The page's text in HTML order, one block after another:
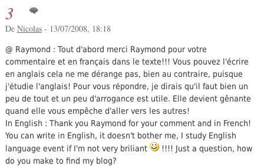
3
De Nicolas- 13/07/2008, 18:18
@ Raymond : Tout d'abord merci Raymond pour votre
commentaire et en français dans le texte!!! Vous pouvez l'écrire
en anglais cela ne me dérange pas, bien au contraire, puisque
j'étudie l'anglais! Pour vous répondre, je dirais qu'il faut bien un
peu de tout et un peu d'arrogance est utile. Elle devient gênante
quand elle vous empêche d'aller vers les autres!
In English : Thank you Raymond for your comment and in French!
You can write in English, it doesn't bother me, I study English
language event if I'm not very briliant
!!!! Just a question, how
do you make to find my blog?